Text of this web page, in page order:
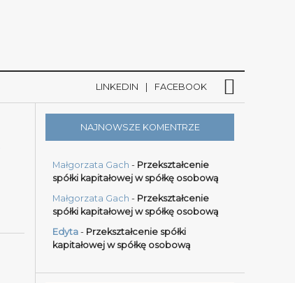
LINKEDIN FACEBOOK
NAJNOWSZE KOMENTRZE
Małgorzata Gach - Przekształcenie
spółki kapitałowej w spółkę osobową
Małgorzata Gach - Przekształcenie
spółki kapitałowej w spółkę osobową
Edyta - Przekształcenie spółki
kapitałowej w spółkę osobową